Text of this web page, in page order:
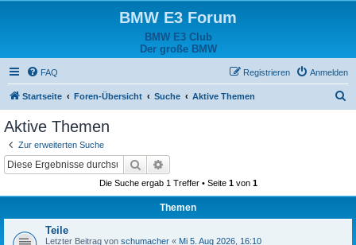
BMW E3 Forum
BMW E3 Club
Der große BMW
FAQ Anmelden
Registrieren
Startseite Foren-Übersicht Suche Aktive Themen
Aktive Themen
Zur erweiterten Suche
Suche
Die Suche ergab 1 Treffer • Seite 1von 1
Themen
Teile
Letzter Beitrag von schumacher « Mi 5. Aug 2026, 16:10